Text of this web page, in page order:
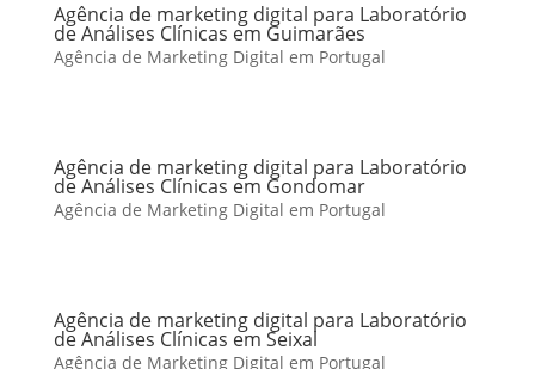
Agência de marketing digital para Laboratório
de Análises Clínicas em Guimarães
Agência de Marketing Digital em Portugal
Agência de marketing digital para Laboratório
de Análises Clínicas em Gondomar
Agência de Marketing Digital em Portugal
Agência de marketing digital para Laboratório
de Análises Clínicas em Seixal
Agência de Marketing Digital em Portugal